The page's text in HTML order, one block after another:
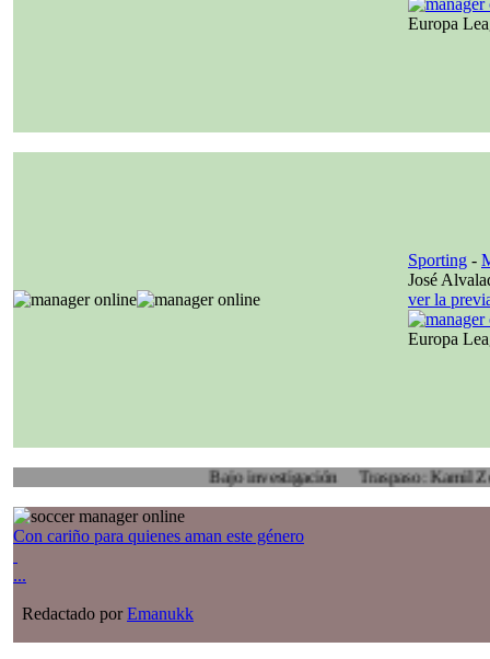
Europa
Sporting -
José
ver la
Europa
Bajo investigación Traspaso: Kamil Zoidl,
Con cariño para quienes aman este género
...
Redactado porEmanukk